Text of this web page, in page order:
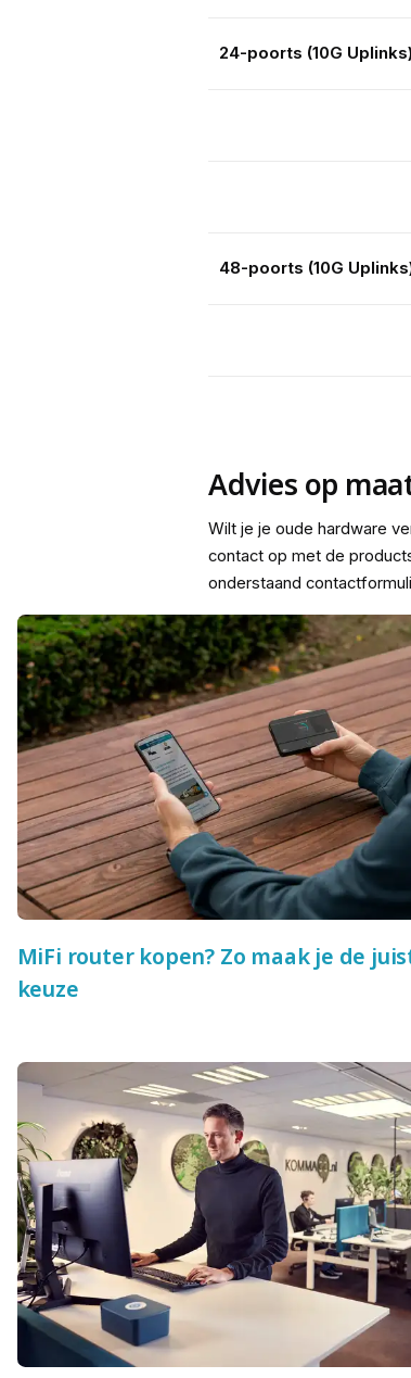
24-poorts (10G Uplinks)
48-poorts (10G
Advies op
Wilt je je oude hardware
contact op met de
onderstaand
MiFi router kopen? Zo maak je de
keuze